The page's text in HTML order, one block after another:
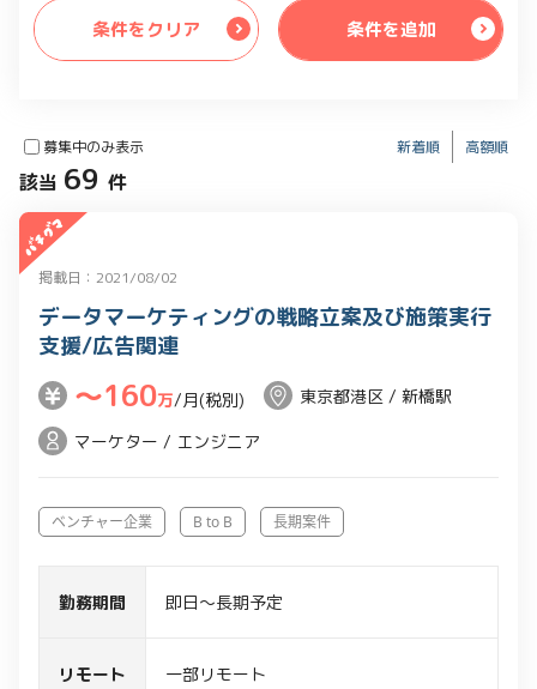
条件をクリア 条件を追加
該当 69 件
募集中のみ表示 新着順 高額順
掲載日：2021/08/02
データマーケティングの戦略立案及び施策実行
支援/広告関連
〜160万/月(税別)
東京都港区 / 新橋駅
マーケター / エンジニア
ベンチャー企業 B to B 長期案件
勤務期間 即日～長期予定
リモート 一部リモート